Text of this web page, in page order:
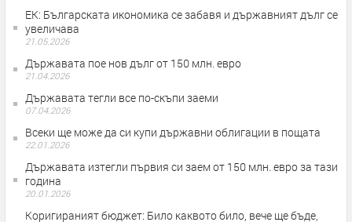
ЕК: Българската икономика се забавя и държавният дълг се
увеличава
21.05.2026
Държавата пое нов дълг от 150 млн. евро
21.04.2026
Държавата тегли все по-скъпи заеми
07.04.2026
Всеки ще може да си купи държавни облигации в пощата
22.01.2026
Държавата изтегли първия си заем от 150 млн. евро за тази
година
20.01.2026
Коригираният бюджет: Било каквото било, вече ще бъде,